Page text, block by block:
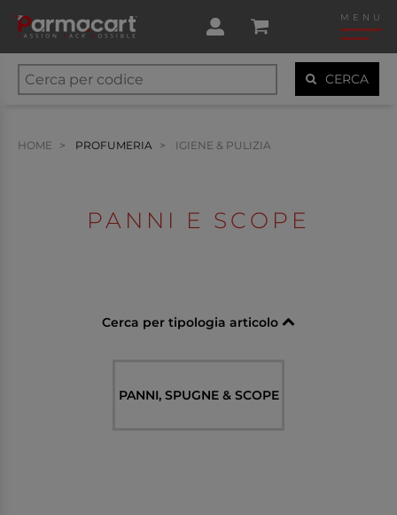
MENU
CERCA
HOME PROFUMERIA IGIENE & PULIZIA
PANNI E SCOPE
Cerca per tipologia articolo
PANNI, SPUGNE & SCOPE